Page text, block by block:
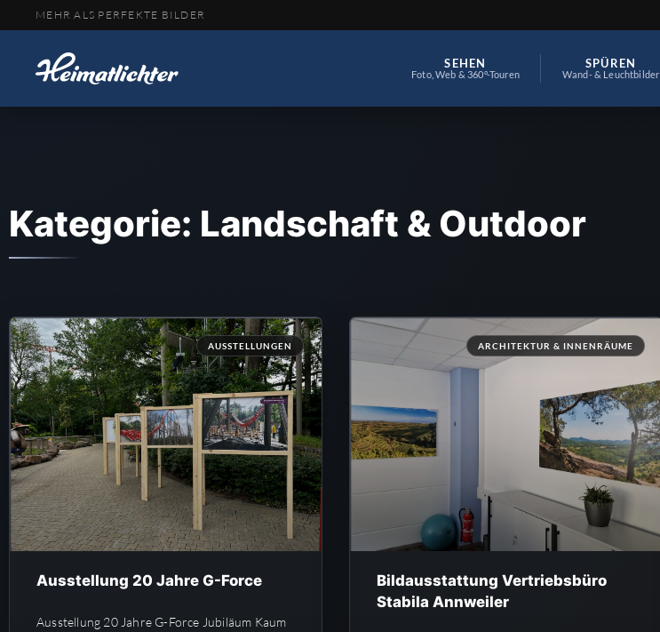
MEHR ALS PERFEKTE BILDER
SEHEN
Foto, Web & 360°-Touren
SPÜREN
Wand- & Leuchtbilder
Kategorie: Landschaft & Outdoor
AUSSTELLUNGEN
Ausstellung 20 Jahre G-Force
Ausstellung​ 20 Jahre G-Force Jubiläum Kaum
ARCHITEKTUR & INNENRÄUME
Bildausstattung Vertriebsbüro
Stabila Annweiler